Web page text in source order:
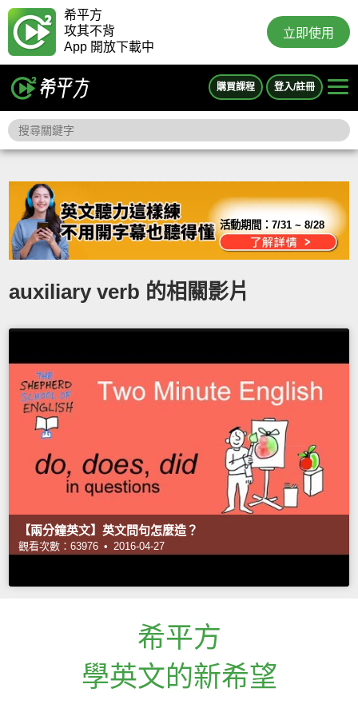
希平方
攻其不背
App 開放下載中
立即使用
購買課程 登入/註冊
活動期間：7/31 ~ 8/28
auxiliary verb 的相關影片
【兩分鐘英文】英文問句怎麼造？
觀看次數：63976 • 2016-04-27
希平方
學英文的新希望